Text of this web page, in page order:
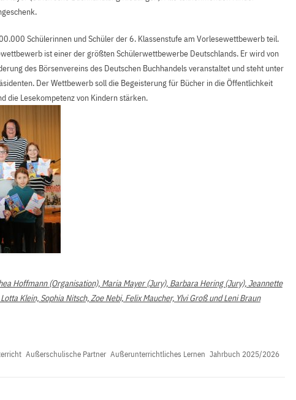
Schülerinnen und Schüler der 6. Klassenstufe am Vorlesewettbewerb teil.
ist einer der größten Schülerwettbewerbe Deutschlands. Er wird von
des Börsenvereins des Deutschen Buchhandels veranstaltet und steht unter
Der Wettbewerb soll die Begeisterung für Bücher in die Öffentlichkeit
die Lesekompetenz von Kindern stärken.
Hoffmann (Organisation), Maria Mayer (Jury), Barbara Hering (Jury), Jeannette
Klein, Sophia Nitsch, Zoe Nebi, Felix Maucher, Ylvi Groß und Leni Braun
Außerschulische Partner Außerunterrichtliches Lernen Jahrbuch 2025/2026